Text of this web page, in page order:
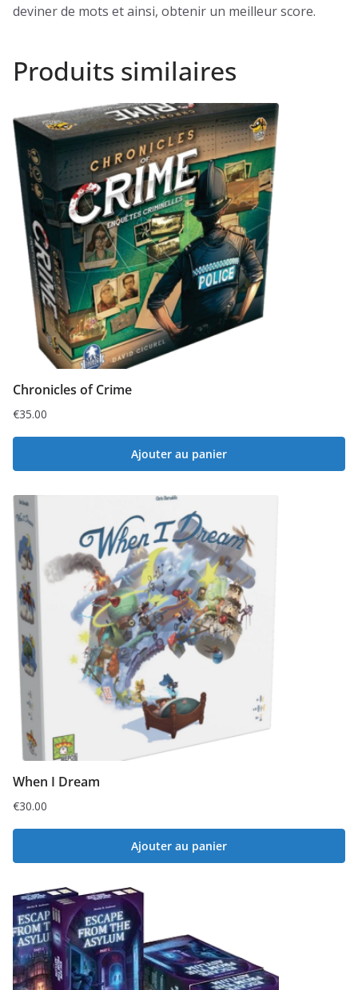
deviner de mots et ainsi, obtenir un meilleur score.
Produits similaires
Chronicles of Crime
€35.00
Ajouter au panier
When I Dream
€30.00
Ajouter au panier